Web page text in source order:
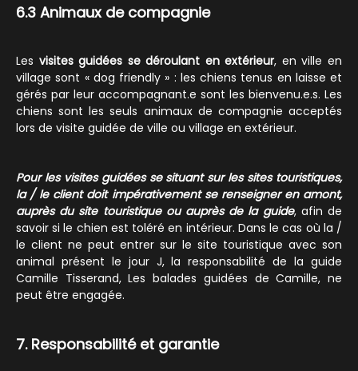
6.3 Animaux de compagnie
Les visites guidées se déroulant en extérieur, en ville en
village sont « dog friendly » : les chiens tenus en laisse et
gérés par leur accompagnant.e sont les bienvenu.e.s. Les
chiens sont les seuls animaux de compagnie acceptés
lors de visite guidée de ville ou village en extérieur.
Pour les visites guidées se situant sur les sites touristiques,
la / le client doit impérativement se renseigner en amont,
auprès du site touristique ou auprès de la guide, afin de
savoir si le chien est toléré en intérieur. Dans le cas où la /
le client ne peut entrer sur le site touristique avec son
animal présent le jour J, la responsabilité de la guide
Camille Tisserand, Les balades guidées de Camille, ne
peut être engagée.
7. Responsabilité et garantie